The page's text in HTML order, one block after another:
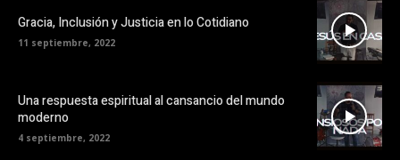
Gracia, Inclusión y Justicia en lo Cotidiano
11 septiembre, 2022
Una respuesta espiritual al cansancio del mundo
moderno
4 septiembre, 2022